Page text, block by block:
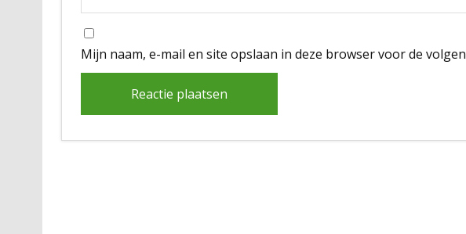
Mijn naam, e-mail en site opslaan in deze browser voor de
Alternative: